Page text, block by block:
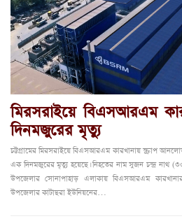
মিরসরাইয়ে বিএসআরএম
দিনমজুরের মৃত্যু
চট্টগ্রামের মিরসরাইয়ে বিএসআরএম কারখানায় স্ক্রাপ
এক দিনমজুরের মৃত্যু হয়েছে। নিহতের নাম সুজন চন্দ্র নাথ
উপজেলার সোনাপাহাড় এলাকায় বিএসআরএম
উপজেলার কাটাছরা ইউনিয়নের…